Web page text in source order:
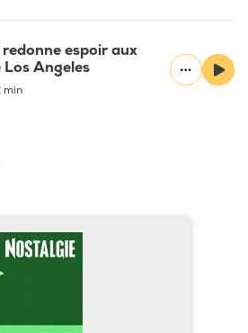
espoir aux
Angeles
min